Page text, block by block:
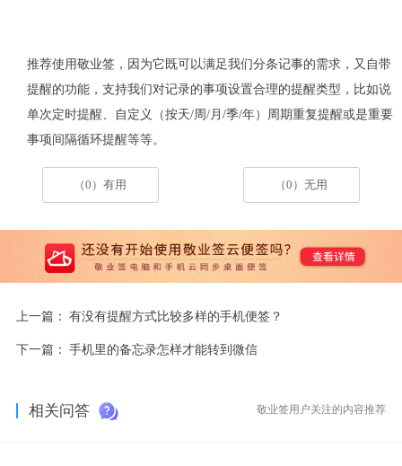
推荐使用敬业签，因为它既可以满足我们分条记事的需求，又自带
提醒的功能，支持我们对记录的事项设置合理的提醒类型，比如说
单次定时提醒、自定义（按天/周/月/季/年）周期重复提醒或是重要
事项间隔循环提醒等等。
（0）有用 （0）无用
上一篇： 有没有提醒方式比较多样的手机便签？
下一篇： 手机里的备忘录怎样才能转到微信
相关问答 敬业签用户关注的内容推荐